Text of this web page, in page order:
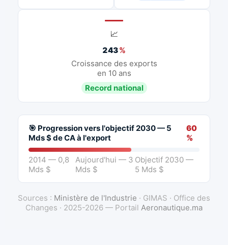
📈
243%
Croissance des exports
en 10 ans
Record national
🎯 Progression vers l'objectif 2030 — 5
Mds $ de CA à l'export
60
%
2014 — 0,8
Mds $
Aujourd'hui — 3
Mds $
Objectif 2030 —
5 Mds $
Sources : Ministère de l'Industrie · GIMAS · Office des
Changes · 2025-2026 — Portail Aeronautique.ma